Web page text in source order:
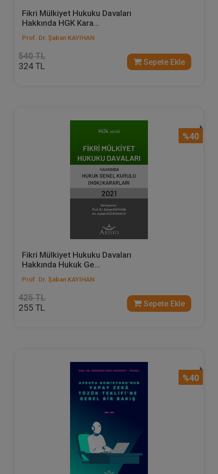
Fikri Mülkiyet Hukuku Davaları
Hakkında HGK Kara...
Prof. Dr. Şaban KAYIHAN
540 TL
324 TL Sepete Ekle
%40
Fikri Mülkiyet Hukuku Davaları
Hakkında Hukuk Ge...
Prof. Dr. Şaban KAYIHAN
425 TL
255 TL Sepete Ekle
%40